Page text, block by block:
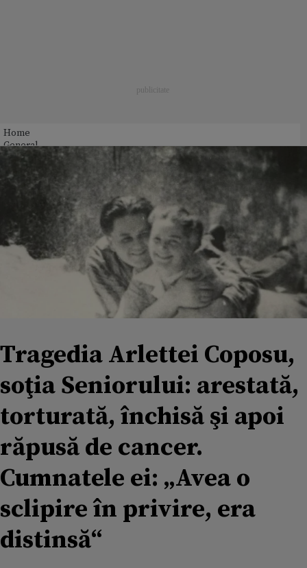
Home
General
Tragedia Arlettei Coposu,
soţia Seniorului: arestată,
torturată, închisă şi apoi
răpusă de cancer.
Cumnatele ei: „Avea o
sclipire în privire, era
distinsă“